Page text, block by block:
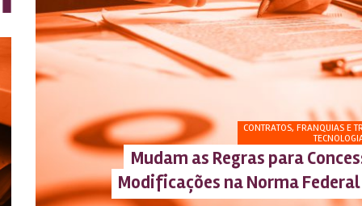
CONTRATOS, FRANQUIAS E
Mudam as Regras para
Modificações na Norma